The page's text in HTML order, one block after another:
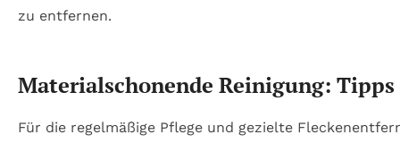
Materialschonende Reinigung:
Für die regelmäßige Pflege und gezielte